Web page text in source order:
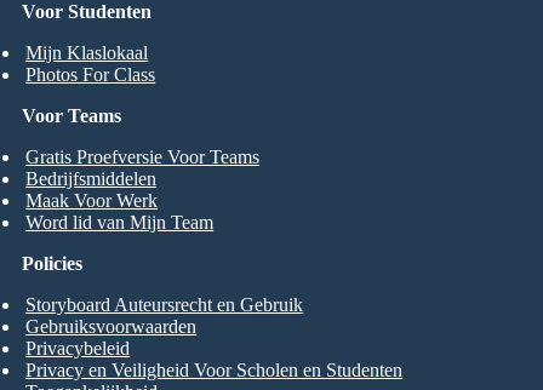
Voor Studenten
Mijn Klaslokaal
Photos For Class
Voor Teams
Gratis Proefversie Voor Teams
Bedrijfsmiddelen
Maak Voor Werk
Word lid van Mijn Team
Policies
Storyboard Auteursrecht en Gebruik
Gebruiksvoorwaarden
Privacybeleid
Privacy en Veiligheid Voor Scholen en Studenten